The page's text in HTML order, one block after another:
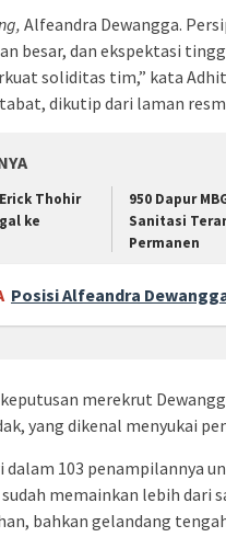
Alfeandra Dewangga.
besar, dan ekspektasi
soliditas tim,” kata
dikutip dari laman
Thohir
ke
950 Dapur
Sanitasi
Permanen
Posisi Alfeandra
merekrut
yang dikenal menyukai
dalam 103 penampilannya
sudah memainkan lebih dari
bahkan gelandang